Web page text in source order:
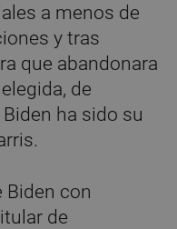
a menos de
y tras
que abandonara
de
ha sido su
Biden con
de